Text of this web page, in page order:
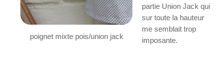
poignet mixte pois/union jack
partie Union Jack qui
sur toute la hauteur
me semblait trop
imposante.